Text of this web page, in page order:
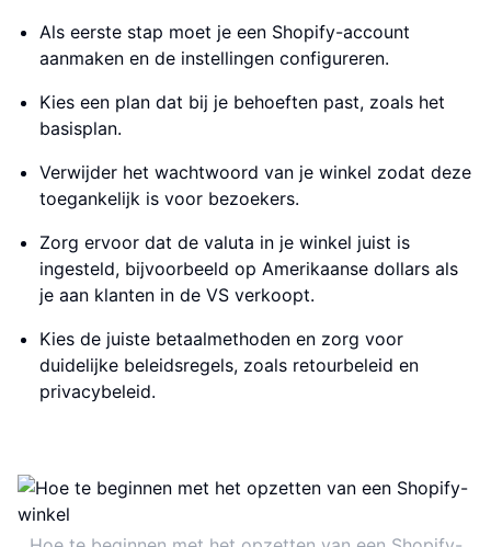
Als eerste stap moet je een Shopify-account
aanmaken en de instellingen configureren.
Kies een plan dat bij je behoeften past, zoals het
basisplan.
Verwijder het wachtwoord van je winkel zodat deze
toegankelijk is voor bezoekers.
Zorg ervoor dat de valuta in je winkel juist is
ingesteld, bijvoorbeeld op Amerikaanse dollars als
je aan klanten in de VS verkoopt.
Kies de juiste betaalmethoden en zorg voor
duidelijke beleidsregels, zoals retourbeleid en
privacybeleid.